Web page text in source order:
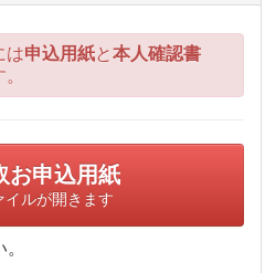
は申込用紙と本人確認書
申込用紙
イルが開きます